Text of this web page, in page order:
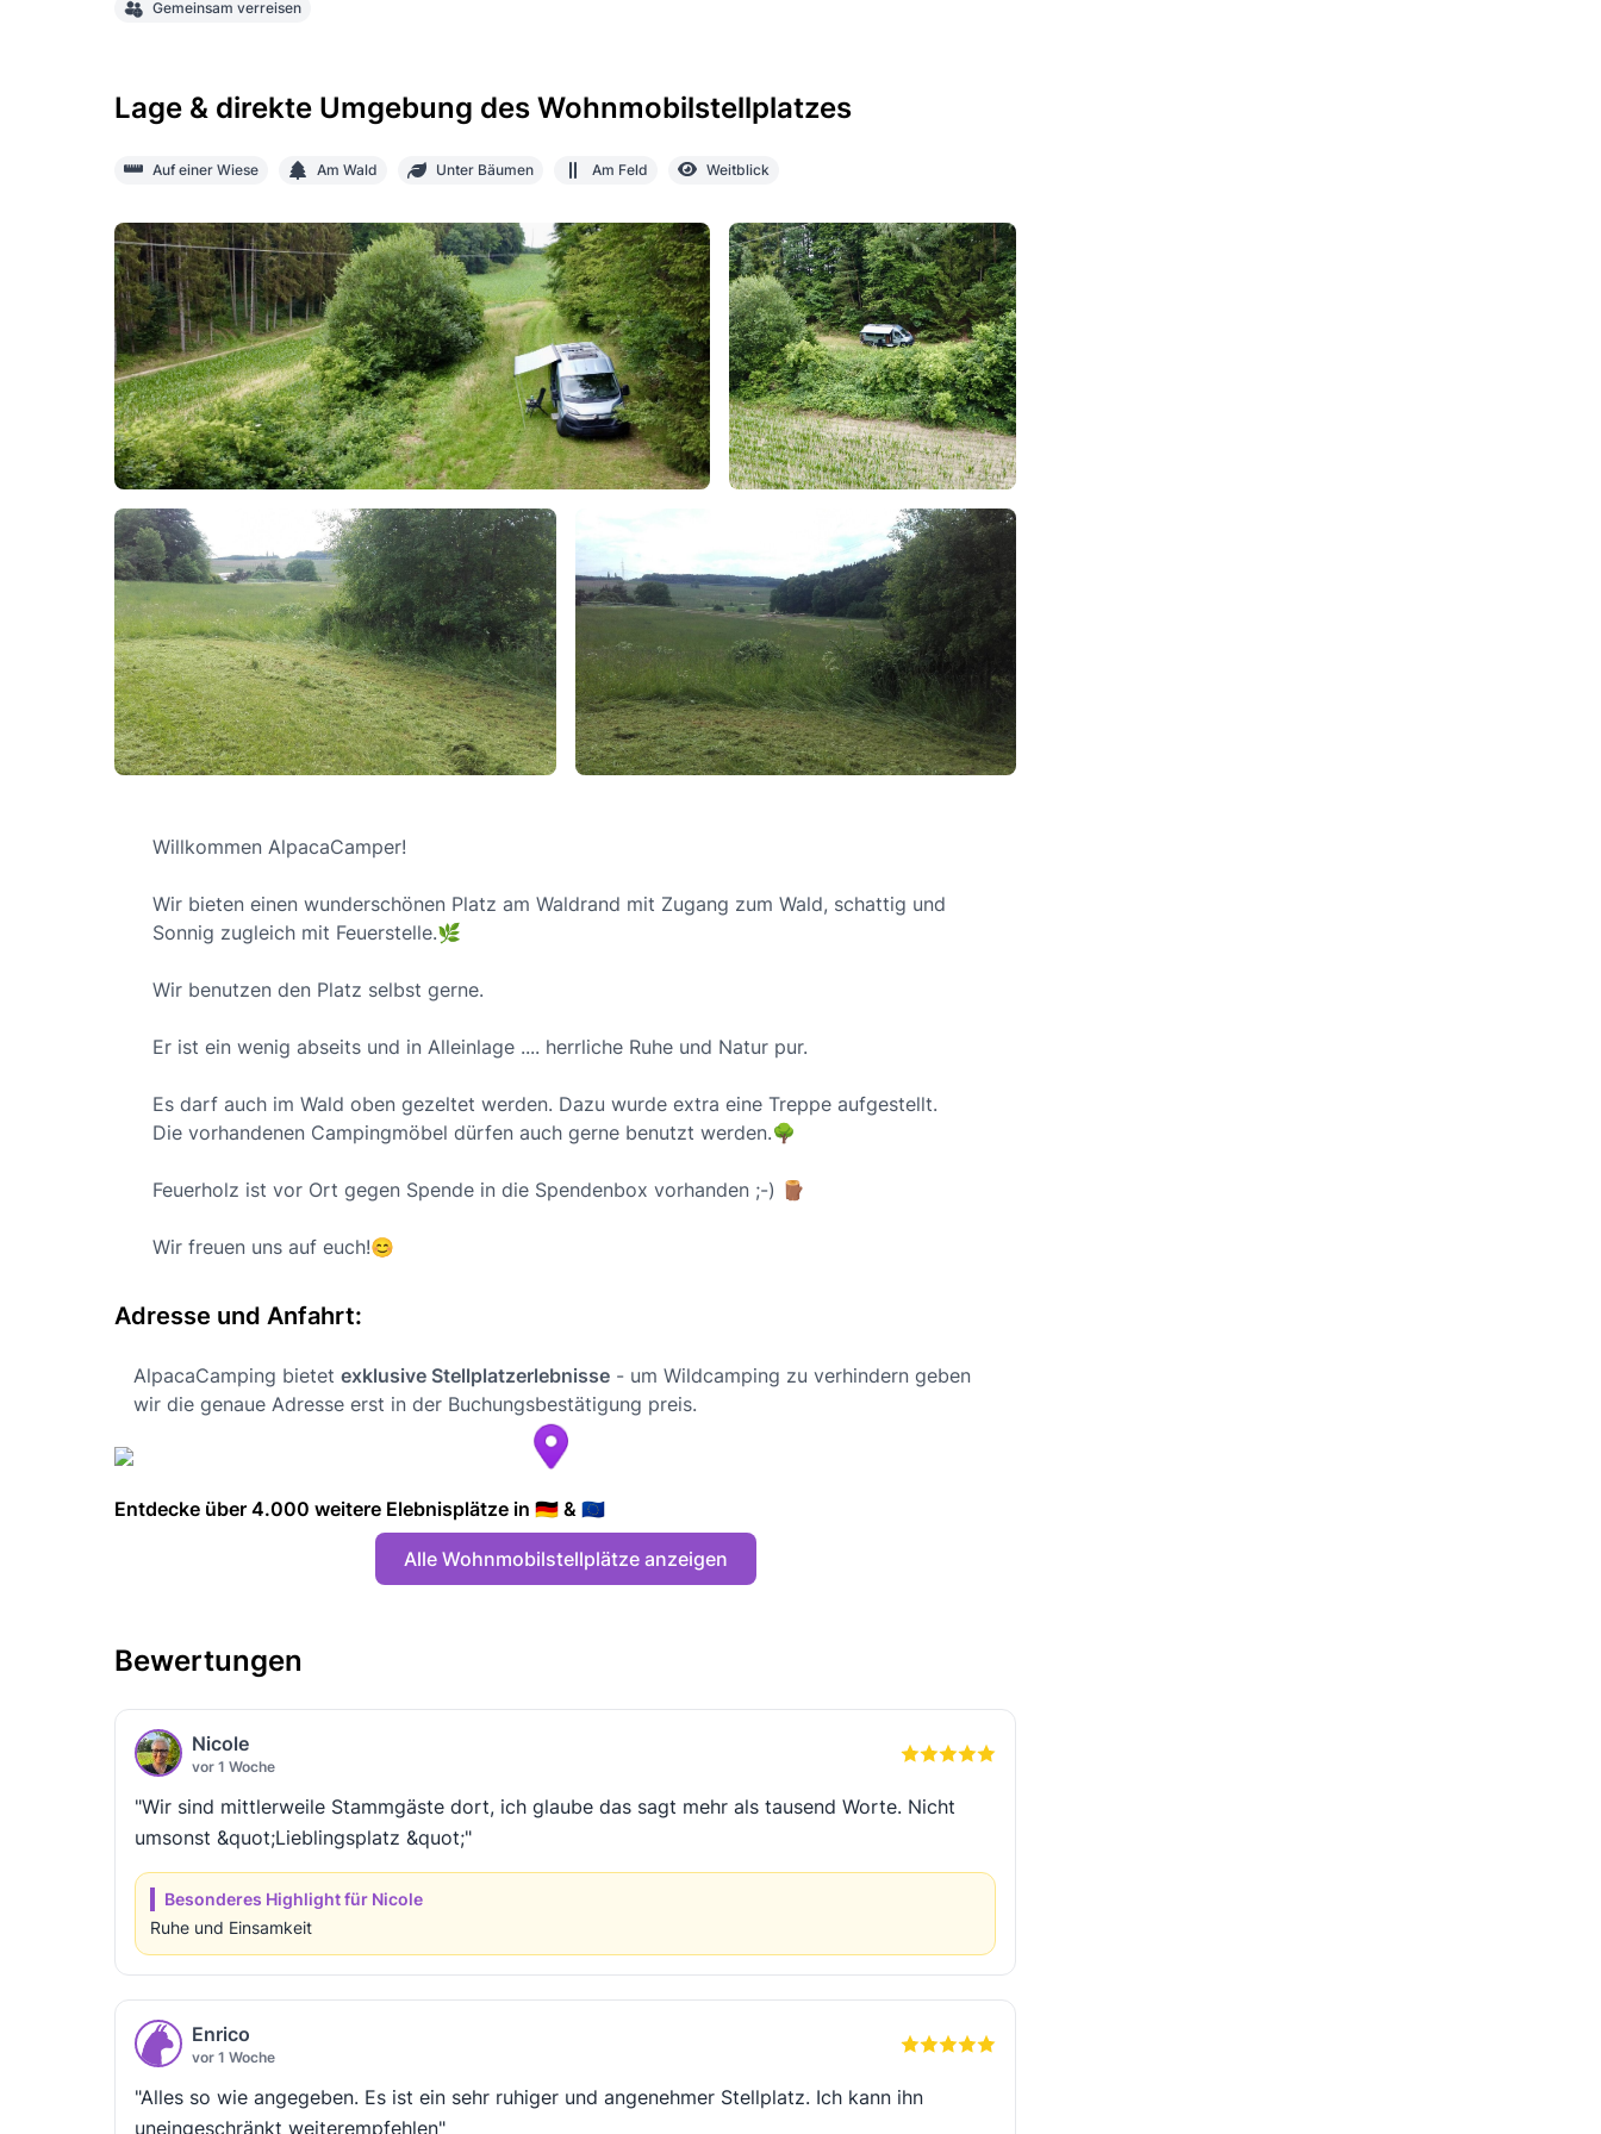
Gemeinsam verreisen
Lage & direkte Umgebung des Wohnmobilstellplatzes
Auf einer Wiese Am Wald Unter Bäumen Am Feld Weitblick
Willkommen AlpacaCamper!
Wir bieten einen wunderschönen Platz am Waldrand mit Zugang zum Wald, schattig und
Sonnig zugleich mit Feuerstelle.🌿
Wir benutzen den Platz selbst gerne.
Er ist ein wenig abseits und in Alleinlage .... herrliche Ruhe und Natur pur.
Es darf auch im Wald oben gezeltet werden. Dazu wurde extra eine Treppe aufgestellt.
Die vorhandenen Campingmöbel dürfen auch gerne benutzt werden.🌳
Feuerholz ist vor Ort gegen Spende in die Spendenbox vorhanden ;-) 🪵
Wir freuen uns auf euch!😊
Adresse und Anfahrt:
AlpacaCamping bietet exklusive Stellplatzerlebnisse - um Wildcamping zu verhindern geben
wir die genaue Adresse erst in der Buchungsbestätigung preis.
Entdecke über 4.000 weitere Elebnisplätze in 🇩🇪 & 🇪🇺
Alle Wohnmobilstellplätze anzeigen
Bewertungen
Nicole
vor 1 Woche
"Wir sind mittlerweile Stammgäste dort, ich glaube das sagt mehr als tausend Worte. Nicht
umsonst &quot;Lieblingsplatz &quot;"
Besonderes Highlight für Nicole
Ruhe und Einsamkeit
Enrico
vor 1 Woche
"Alles so wie angegeben. Es ist ein sehr ruhiger und angenehmer Stellplatz. Ich kann ihn
uneingeschränkt weiterempfehlen"